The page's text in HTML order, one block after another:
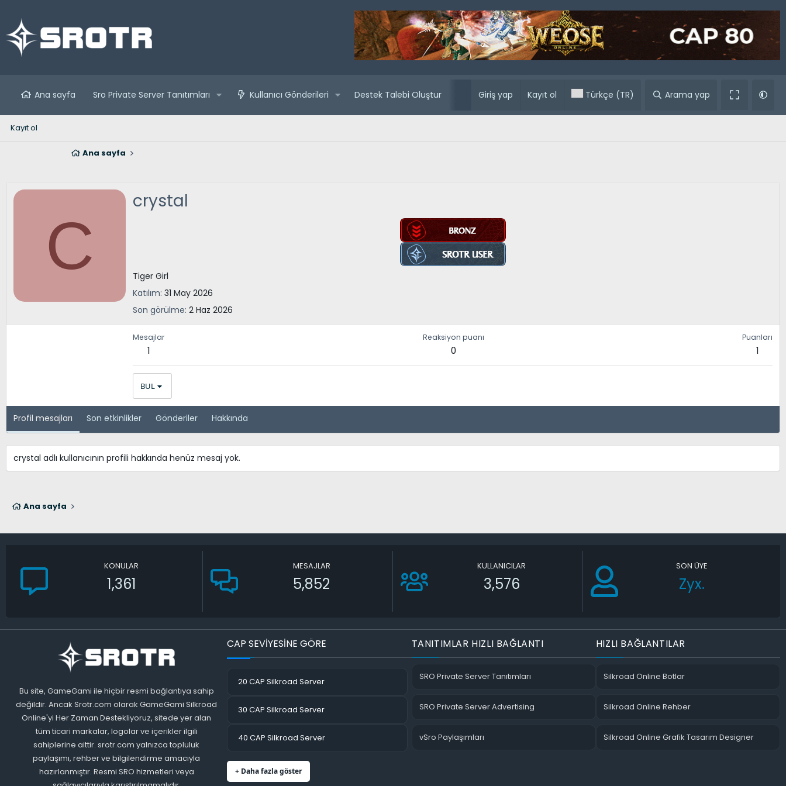
Ana sayfa Sro Private Server Tanıtımları Kullanıcı Gönderileri Destek Talebi Oluştur Yaklaşan sunucular
Giriş yap Kayıt ol Türkçe (TR) Arama yap
Kayıt ol
Ana sayfa
C
crystal
Tiger Girl
Katılım 31 May 2026
Son görülme 2 Haz 2026
Mesajlar
1
Reaksiyon puanı
0
Puanları
1
BUL
Profil mesajları Son etkinlikler Gönderiler Hakkında
crystal adlı kullanıcının profili hakkında henüz mesaj yok.
Ana sayfa
KONULAR
1,361
MESAJLAR
5,852
KULLANICILAR
3,576
SON ÜYE
Zyx.
Bu site, GameGami ile hiçbir resmi bağlantıya sahip
değildir. Ancak Srotr.com olarak GameGami Silkroad
Online'yi Her Zaman Destekliyoruz, sitede yer alan
tüm ticari markalar, logolar ve içerikler ilgili
sahiplerine aittir. srotr.com yalnızca topluluk
paylaşımı, rehber ve bilgilendirme amacıyla
hazırlanmıştır. Resmi SRO hizmetleri veya
CAP SEVİYESİNE GÖRE
20 CAP Silkroad Server
30 CAP Silkroad Server
40 CAP Silkroad Server
+ Daha fazla göster
TANITIMLAR HIZLI BAĞLANTI
SRO Private Server Tanıtımları
SRO Private Server Advertising
vSro Paylaşımları
HIZLI BAĞLANTILAR
Silkroad Online Botlar
Silkroad Online Rehber
Silkroad Online Grafik Tasarım Designer